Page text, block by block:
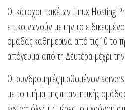
Οι κάτοχοι πακέτων Linux Hosting
επικοινωνούν με την το
ομάδας καθημερινά από τις 10 το
απόγευμα από τη Δευτέρα μέχρι
Οι συνδρομητές μισθωμένων
με το τμήμα της απαντητικής